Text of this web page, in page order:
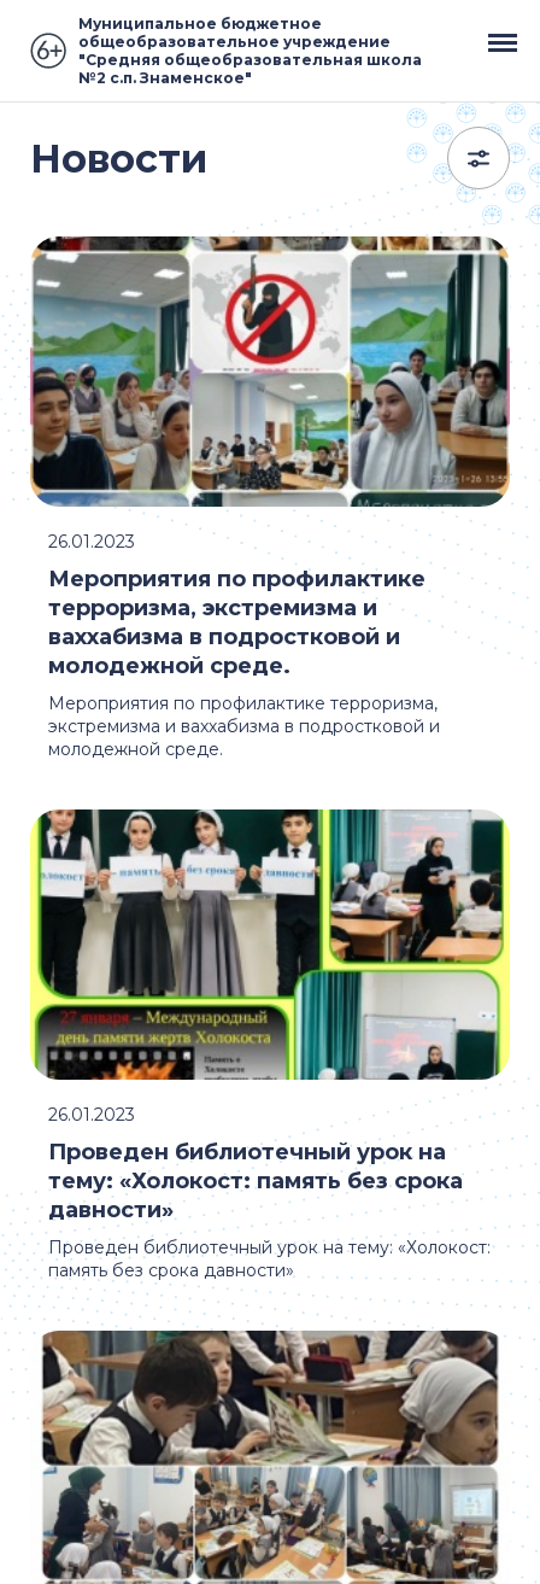
Муниципальное бюджетное
общеобразовательное учреждение
"Средняя общеобразовательная школа
№2 с.п. Знаменское"
Новости
Мероприятия по профилактике терроризма,
экстремизма и ваххабизма в подростковой и
молодежной среде.
Мероприятия по профилактике
терроризма, экстремизма и
ваххабизма в подростковой и
молодежной среде.
26.01.2023
Проведен библиотечный урок на тему: «Холокост:
память без срока давности»
Проведен библиотечный урок на
тему: «Холокост: память без срока
давности»
26.01.2023